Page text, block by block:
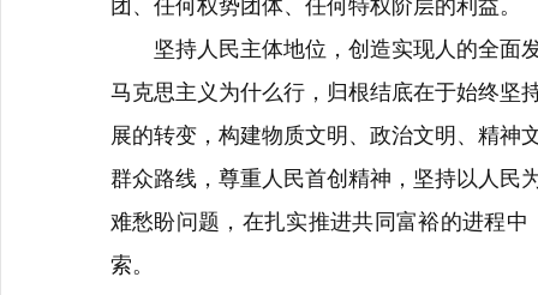
团、任何权势团体、任何特权阶层的利益。
坚持人民主体地位，创造实现人的全面
马克思主义为什么行，归根结底在于始终坚
展的转变，构建物质文明、政治文明、精神
群众路线，尊重人民首创精神，坚持以人民
难愁盼问题，在扎实推进共同富裕的进程
索。